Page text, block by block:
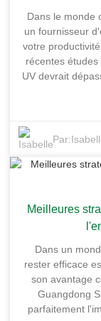
résume pas à
entreprises de
sur les objectifs
une option à
Dans le monde
un fournisseur
votre
récentes
UV devrait
dans différents
située dans le
de Honghai, est
sur plus de 10
privilégié ne se
également
recherchez
Guangdong
conformes
réputée
entreprises
Par:
Meilleures
Dans un
rester efficace
son avantage
Guangdong
parfaitement